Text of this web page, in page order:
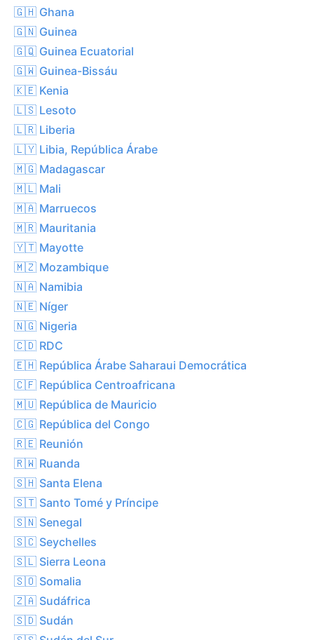
🇬🇭 Ghana
🇬🇳 Guinea
🇬🇶 Guinea Ecuatorial
🇬🇼 Guinea-Bissáu
🇰🇪 Kenia
🇱🇸 Lesoto
🇱🇷 Liberia
🇱🇾 Libia, República Árabe
🇲🇬 Madagascar
🇲🇱 Mali
🇲🇦 Marruecos
🇲🇷 Mauritania
🇾🇹 Mayotte
🇲🇿 Mozambique
🇳🇦 Namibia
🇳🇪 Níger
🇳🇬 Nigeria
🇨🇩 RDC
🇪🇭 República Árabe Saharaui Democrática
🇨🇫 República Centroafricana
🇲🇺 República de Mauricio
🇨🇬 República del Congo
🇷🇪 Reunión
🇷🇼 Ruanda
🇸🇭 Santa Elena
🇸🇹 Santo Tomé y Príncipe
🇸🇳 Senegal
🇸🇨 Seychelles
🇸🇱 Sierra Leona
🇸🇴 Somalia
🇿🇦 Sudáfrica
🇸🇩 Sudán